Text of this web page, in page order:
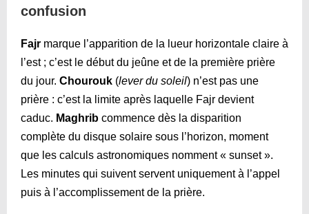
confusion
Fajr marque l’apparition de la lueur horizontale claire à
l’est ; c’est le début du jeûne et de la première prière
du jour. Chourouk (lever du soleil) n’est pas une
prière : c’est la limite après laquelle Fajr devient
caduc. Maghrib commence dès la disparition
complète du disque solaire sous l’horizon, moment
que les calculs astronomiques nomment « sunset ».
Les minutes qui suivent servent uniquement à l’appel
puis à l’accomplissement de la prière.